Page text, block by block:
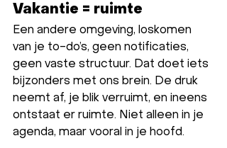
Vakantie = ruimte
Een andere omgeving, loskomen
van je to-do’s, geen notificaties,
geen vaste structuur. Dat doet iets
bijzonders met ons brein. De druk
neemt af, je blik verruimt, en ineens
ontstaat er ruimte. Niet alleen in je
agenda, maar vooral in je hoofd.